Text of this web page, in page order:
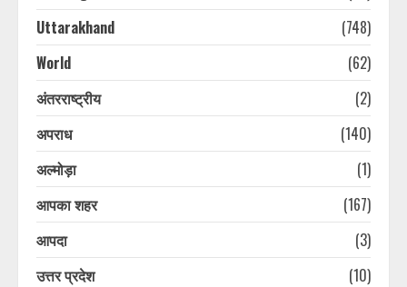
Uttarakhand
(748)
World
(62)
अंतरराष्ट्रीय
(2)
अपराध
(140)
अल्मोड़ा
(1)
आपका शहर
(167)
आपदा
(3)
उत्तर प्रदेश
(10)